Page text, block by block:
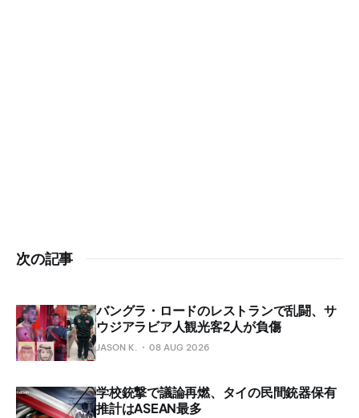
次の記事
バングラ・ロードのレストランで乱闘、サ
ウジアラビア人観光客2人が負傷
JASON K. 08 AUG 2026
学校銃撃で議論再燃、タイの民間銃器保有
推計はASEAN最多